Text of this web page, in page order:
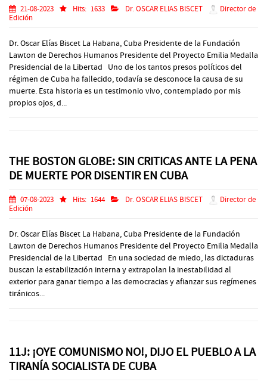
21-08-2023 Hits: 1633 Dr. OSCAR ELIAS BISCET
Director de
Edición
Dr. Oscar Elías Biscet La Habana, Cuba Presidente de la Fundación
Lawton de Derechos Humanos Presidente del Proyecto Emilia Medalla
Presidencial de la Libertad Uno de los tantos presos políticos del
régimen de Cuba ha fallecido, todavía se desconoce la causa de su
muerte. Esta historia es un testimonio vivo, contemplado por mis
propios ojos, d...
THE BOSTON GLOBE: SIN CRITICAS ANTE LA PENA
DE MUERTE POR DISENTIR EN CUBA
07-08-2023 Hits: 1644 Dr. OSCAR ELIAS BISCET
Director de
Edición
Dr. Oscar Elías Biscet La Habana, Cuba Presidente de la Fundación
Lawton de Derechos Humanos Presidente del Proyecto Emilia Medalla
Presidencial de la Libertad En una sociedad de miedo, las dictaduras
buscan la estabilización interna y extrapolan la inestabilidad al
exterior para ganar tiempo a las democracias y afianzar sus regímenes
tiránicos...
11J: ¡OYE COMUNISMO NO!, DIJO EL PUEBLO A LA
TIRANÍA SOCIALISTA DE CUBA